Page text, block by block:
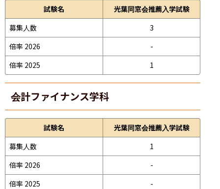
試験名
光葉同窓会推薦入学試験
募集人数
3
倍率 2026
-
倍率 2025
1
会計ファイナンス学科
試験名
光葉同窓会推薦入学試験
募集人数
1
倍率 2026
-
倍率 2025
-